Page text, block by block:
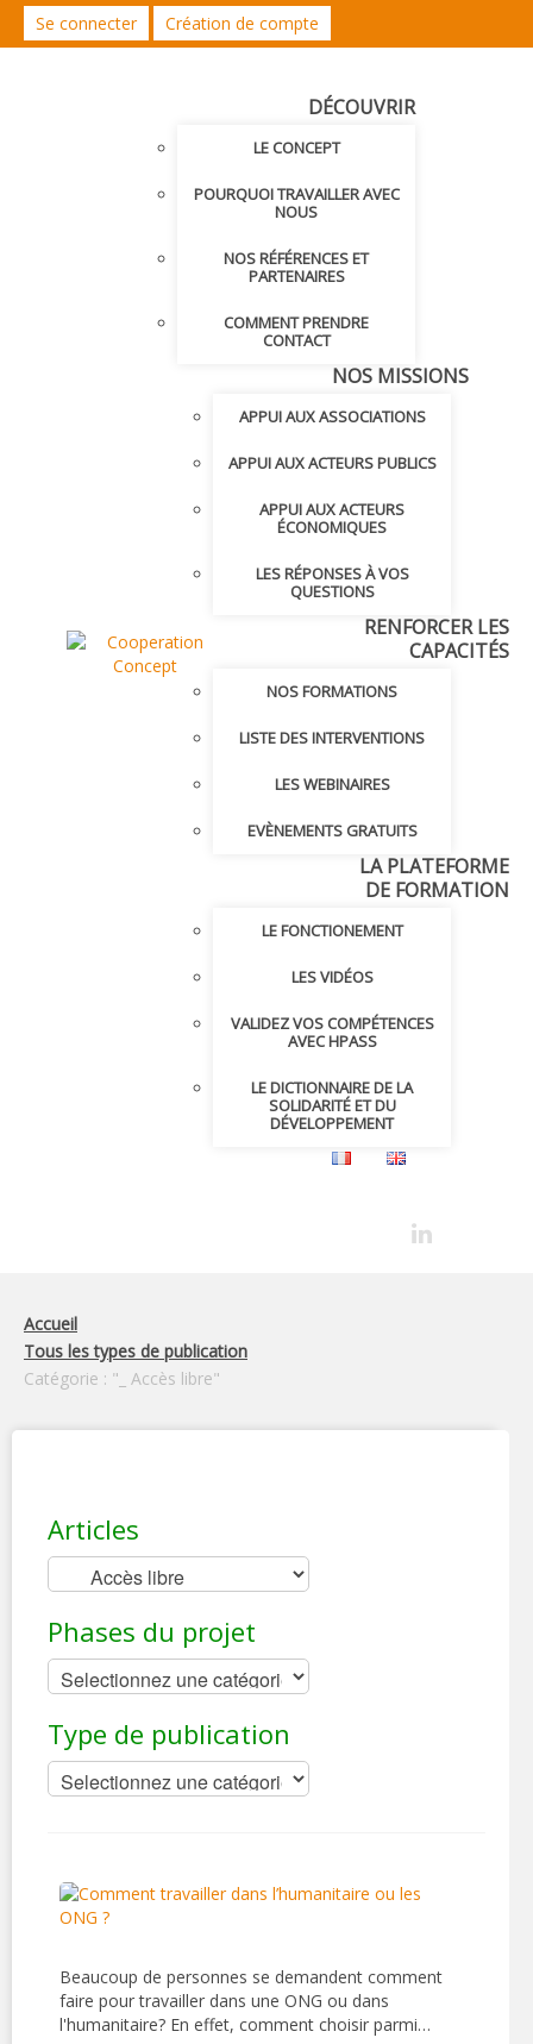
Se connecter Création de compte
DÉCOUVRIR
LE CONCEPT
POURQUOI TRAVAILLER AVEC
NOUS
NOS RÉFÉRENCES ET
PARTENAIRES
COMMENT PRENDRE
CONTACT
NOS MISSIONS
APPUI AUX ASSOCIATIONS
APPUI AUX ACTEURS PUBLICS
APPUI AUX ACTEURS
ÉCONOMIQUES
LES RÉPONSES À VOS
QUESTIONS
RENFORCER LES
CAPACITÉS
NOS FORMATIONS
LISTE DES INTERVENTIONS
LES WEBINAIRES
EVÈNEMENTS GRATUITS
LA PLATEFORME
DE FORMATION
LE FONCTIONEMENT
LES VIDÉOS
VALIDEZ VOS COMPÉTENCES
AVEC HPASS
LE DICTIONNAIRE DE LA
SOLIDARITÉ ET DU
DÉVELOPPEMENT
Accueil
Tous les types de publication
Catégorie : "_ Accès libre"
Articles
Phases du projet
Type de publication
Beaucoup de personnes se demandent comment
faire pour travailler dans une ONG ou dans
l'humanitaire? En effet, comment choisir parmi…